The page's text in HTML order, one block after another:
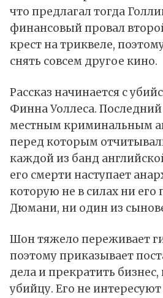
что предлагал тогда
финансовый провал
крест на триквеле,
снять совсем другое кино.
Рассказ начинается с
Финна Уоллеса. Последний
местным криминальным
перед которым
каждой из банд
его смерти наступает
которую не в силах ни его
Дюмани, ни один из
Шон тяжело переживает
поэтому приказывает
дела и прекратить
убийцу. Его не